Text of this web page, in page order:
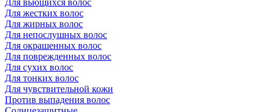
Для вьющихся волос
Для жестких волос
Для жирных волос
Для непослушных волос
Для окрашенных волос
Для поврежденных волос
Для сухих волос
Для тонких волос
Для чувствительной кожи
Против выпадения волос